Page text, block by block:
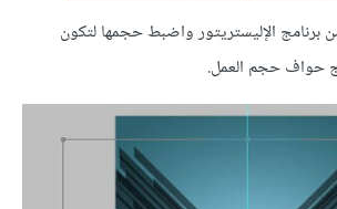
برنامج الإليستريتور واضبط حجمها لتكون
حواف حجم العمل.